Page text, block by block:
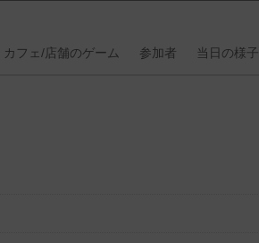
カフェ/店舗のゲーム 参加者 当日の様子